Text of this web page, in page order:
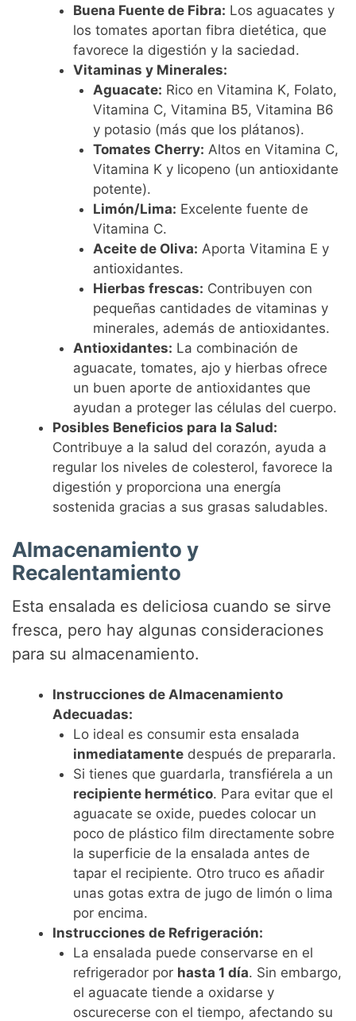
Buena Fuente de Fibra: Los aguacates y
los tomates aportan fibra dietética, que
favorece la digestión y la saciedad.
Vitaminas y Minerales:
Aguacate: Rico en Vitamina K, Folato,
Vitamina C, Vitamina B5, Vitamina B6
y potasio (más que los plátanos).
Tomates Cherry: Altos en Vitamina C,
Vitamina K y licopeno (un antioxidante
potente).
Limón/Lima: Excelente fuente de
Vitamina C.
Aceite de Oliva: Aporta Vitamina E y
antioxidantes.
Hierbas frescas: Contribuyen con
pequeñas cantidades de vitaminas y
minerales, además de antioxidantes.
Antioxidantes: La combinación de
aguacate, tomates, ajo y hierbas ofrece
un buen aporte de antioxidantes que
ayudan a proteger las células del cuerpo.
Posibles Beneficios para la Salud:
Contribuye a la salud del corazón, ayuda a
regular los niveles de colesterol, favorece la
digestión y proporciona una energía
sostenida gracias a sus grasas saludables.
Almacenamiento y
Recalentamiento
Esta ensalada es deliciosa cuando se sirve
fresca, pero hay algunas consideraciones
para su almacenamiento.
Instrucciones de Almacenamiento
Adecuadas:
Lo ideal es consumir esta ensalada
inmediatamentedespués de prepararla.
Si tienes que guardarla, transfiérela a un
recipiente hermético. Para evitar que el
aguacate se oxide, puedes colocar un
poco de plástico film directamente sobre
la superficie de la ensalada antes de
tapar el recipiente. Otro truco es añadir
unas gotas extra de jugo de limón o lima
por encima.
Instrucciones de Refrigeración:
La ensalada puede conservarse en el
refrigerador por hasta 1 día. Sin embargo,
el aguacate tiende a oxidarse y
oscurecerse con el tiempo, afectando su